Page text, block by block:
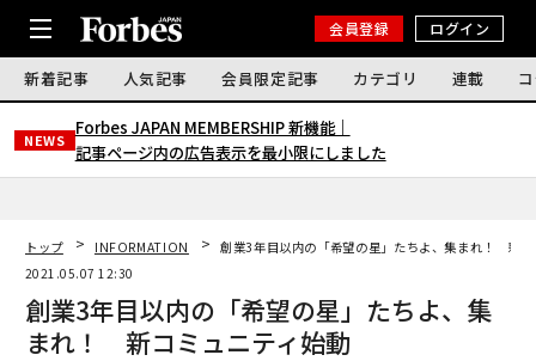
会員登録 ログイン
新着記事 人気記事 会員限定記事 カテゴリ 連載
NEWS
Forbes JAPAN MEMBERSHIP 新機能｜
記事ページ内の広告表示を最小限にしました
トップ INFORMATION
創業3年目以内の「希望の星」たちよ、集まれ！ 新コ
2021.05.07 12:30
創業3年目以内の「希望の星」たちよ、集
まれ！ 新コミュニティ始動